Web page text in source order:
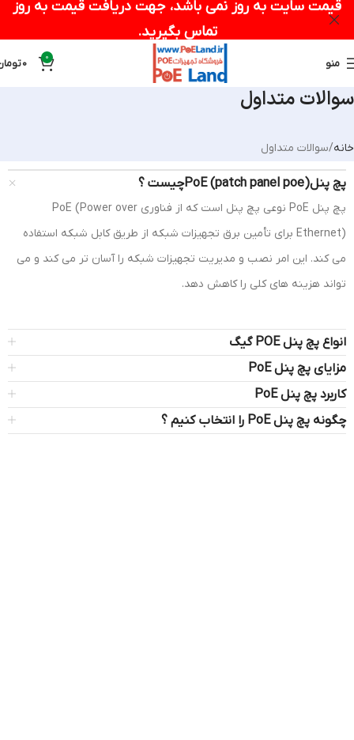
منو 0
0
سوالات متداول
خانه سوالات متداول
پچ پنل(patch panel poe) PoEچیست ؟
پچ پنل PoE نوعی پچ پنل است که از فناوری PoE (Power over
Ethernet) برای تأمین برق تجهیزات شبکه از طریق کابل شبکه استفاده
می کند. این امر نصب و مدیریت تجهیزات شبکه را آسان تر می کند و می
تواند هزینه های کلی را کاهش دهد.
انواع پچ پنل POE گیگ
مزایای پچ پنل PoE
کاربرد پچ پنل PoE
چگونه پچ پنل PoE را انتخاب کنیم ؟
قیمت سایت به روز نمی باشد، جهت دریافت قیمت به روز
تماس بگیرید.